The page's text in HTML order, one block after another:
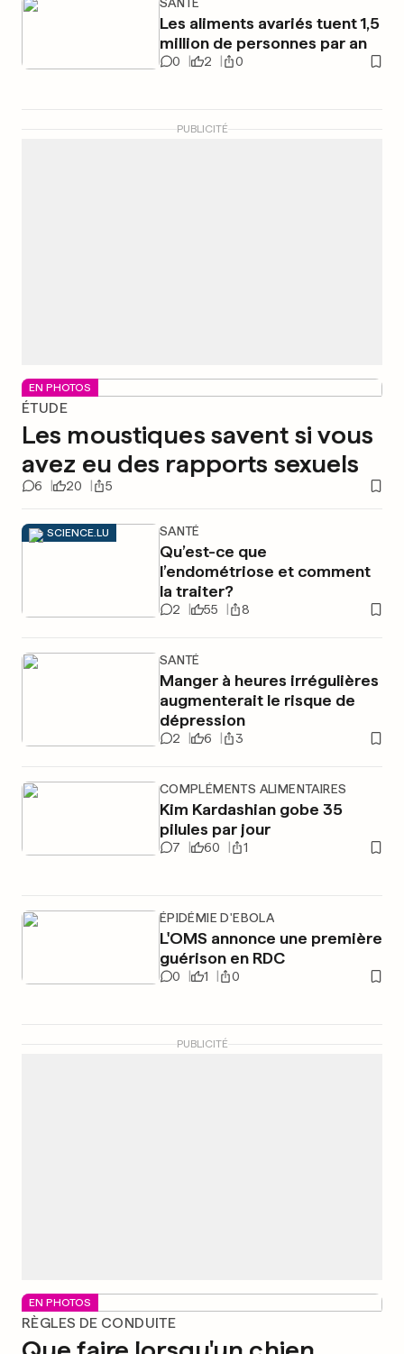
Les aliments avariés tuent 1,5
million de personnes par an
0 2 0
PUBLICITÉ
EN PHOTOS
ÉTUDE
Les moustiques savent si vous
avez eu des rapports sexuels
6 20 5
SCIENCE.LU SANTÉ
Qu’est-ce que
l’endométriose et comment
la traiter?
2 55 8
SANTÉ
Manger à heures irrégulières
augmenterait le risque de
dépression
2 6 3
COMPLÉMENTS ALIMENTAIRES
Kim Kardashian gobe 35
pilules par jour
7 60 1
ÉPIDÉMIE D'EBOLA
L'OMS annonce une première
guérison en RDC
0 1 0
PUBLICITÉ
EN PHOTOS
RÈGLES DE CONDUITE